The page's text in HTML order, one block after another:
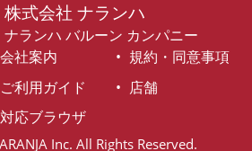
株式会社 ナランハ
ナランハ バルーン カンパニー
会社案内
規約・同意事項
ご利用ガイド
店舗
対応ブラウザ
Inc. All Rights Reserved.